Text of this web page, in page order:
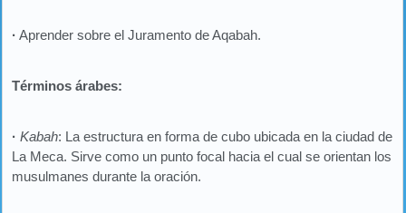
· Aprender sobre el Juramento de Aqabah.
Términos árabes:
· Kabah: La estructura en forma de cubo ubicada en la ciudad de
La Meca. Sirve como un punto focal hacia el cual se orientan los
musulmanes durante la oración.